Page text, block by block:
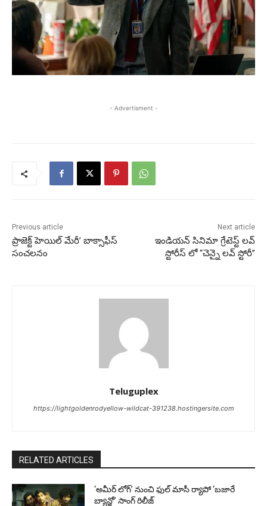
- Advertisment -
Previous article
ప్రాజెక్ట్ హెయిల్ మేరీ’ బాక్సాఫీస్
సంచలనం
Next article
ఇండియన్ సినిమా గ్రేటెస్ట్ లవ్
స్టోరీస్ లో “చెన్నై లవ్ స్టోరీ”
Teluguplex
https://lightgoldenrodyellow-wildcat-391238.hostingersite.com
RELATED ARTICLES
‘అమీర్ లోగ్’ నుంచి ఫుల్ మాసీ ర్యాపో ‘బజారే
బ్యాన్జో’ సాంగ్ రిలీజ్